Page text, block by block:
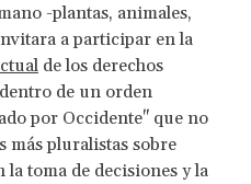
-plantas, animales,
a participar en la
de los derechos
de un orden
por Occidente" que no
más pluralistas sobre
toma de decisiones y la